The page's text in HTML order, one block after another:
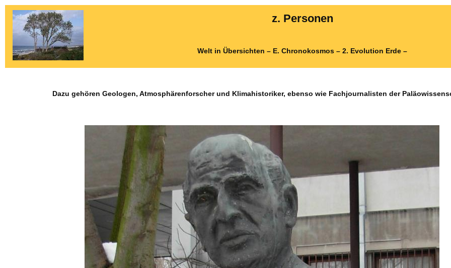
z. Personen
Welt in Übersichten – E. Chronokosmos – 2. Evolution Erde –
Dazu gehören Geologen, Atmosphärenforscher und Klimahistoriker, ebenso wie Fachjournalisten der